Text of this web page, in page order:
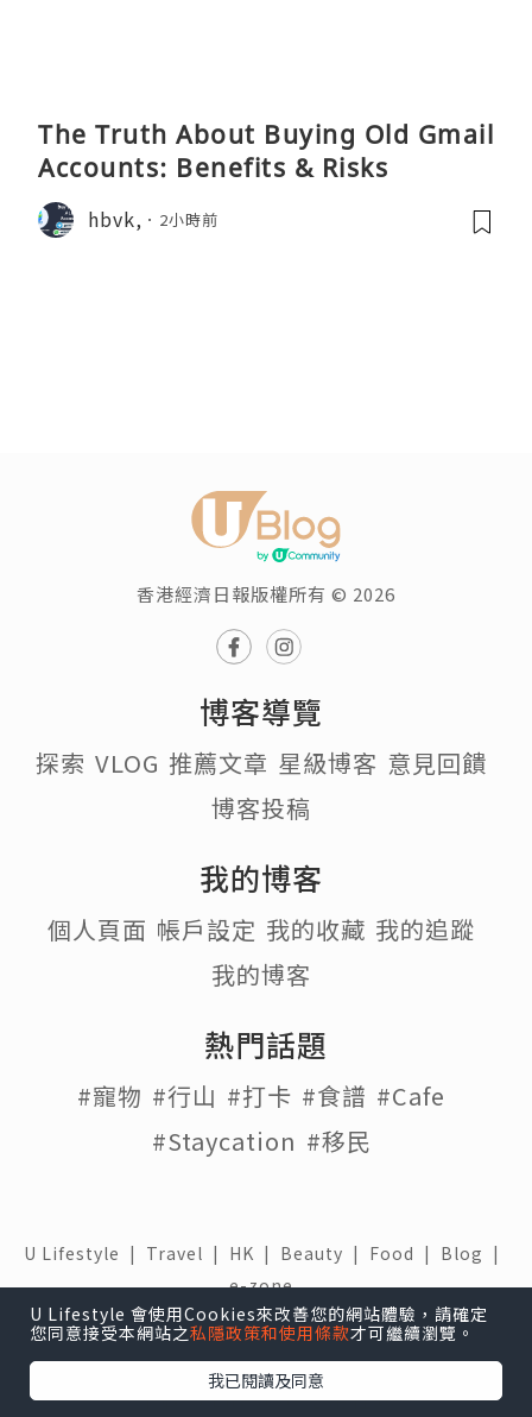
The Truth About Buying Old Gmail
Accounts: Benefits & Risks
hbvk, 2小時前
香港經濟日報版權所有 © 2026
博客導覽
探索 VLOG 推薦文章 星級博客 意見回饋
博客投稿
我的博客
個人頁面 帳戶設定 我的收藏 我的追蹤
我的博客
熱門話題
#寵物 #行山 #打卡 #食譜 #Cafe
#Staycation #移民
U Lifestyle | Travel | HK | Beauty | Food | Blog |
e-zone
關於我們 |免責聲明 |使用條款 |私隱政策 |招聘人才 |
下載 U Lifestyle應用程式
U Lifestyle 會使用Cookies來改善您的網站體驗，請確定
您同意接受本網站之私隱政策和使用條款才可繼續瀏覽。
我已閱讀及同意